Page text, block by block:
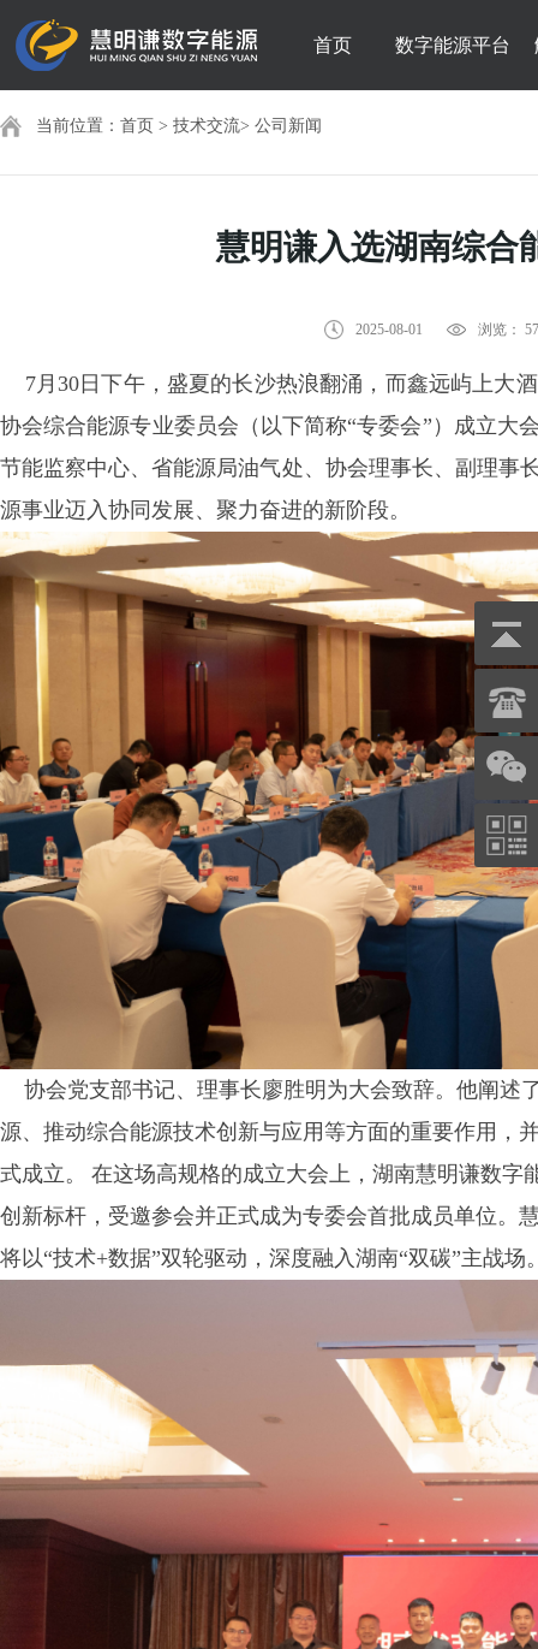
首页 数字能源平台
当前位置： 首页 > 技术交流> 公司新闻
慧明谦入选湖南综合
2025-08-01 浏览：
7月30日下午，盛夏的长沙热浪翻涌，而鑫远屿上大
协会综合能源专业委员会（以下简称“专委会”）成立大
节能监察中心、省能源局油气处、协会理事长、副理事
源事业迈入协同发展、聚力奋进的新阶段。
协会党支部书记、理事长廖胜明为大会致辞。他阐述
源、推动综合能源技术创新与应用等方面的重要作用，
式成立。
在这场高规格的成立大会上，湖南慧明谦数字
创新标杆，受邀参会并正式成为专委会首批成员单位。
将以“技术+数据”双轮驱动，深度融入湖南“双碳”主战场
宁波三星DDZY188-Z型4G通讯智能电
能表
杭州海兴
能